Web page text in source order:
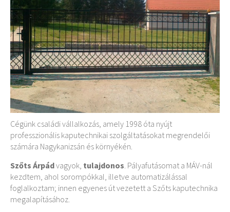
Cégünk családi vállalkozás, amely 1998 óta nyújt
professzionális kaputechnikai szolgáltatásokat megrendelői
számára Nagykanizsán és környékén.
Szőts Árpádvagyok, tulajdonos . Pályafutásomat a MÁV-nál
kezdtem, ahol sorompókkal, illetve automatizálással
foglalkoztam; innen egyenes út vezetett a Szőts kaputechnika
megalapításához.